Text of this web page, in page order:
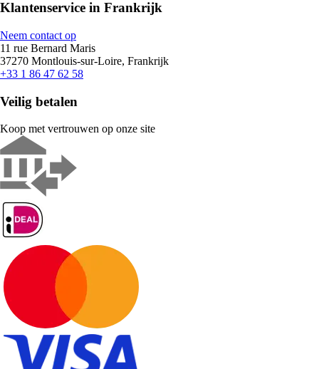
Klantenservice in Frankrijk
Neem contact op
11 rue Bernard Maris
37270 Montlouis-sur-Loire, Frankrijk
+33 1 86 47 62 58
Veilig betalen
Koop met vertrouwen op onze site